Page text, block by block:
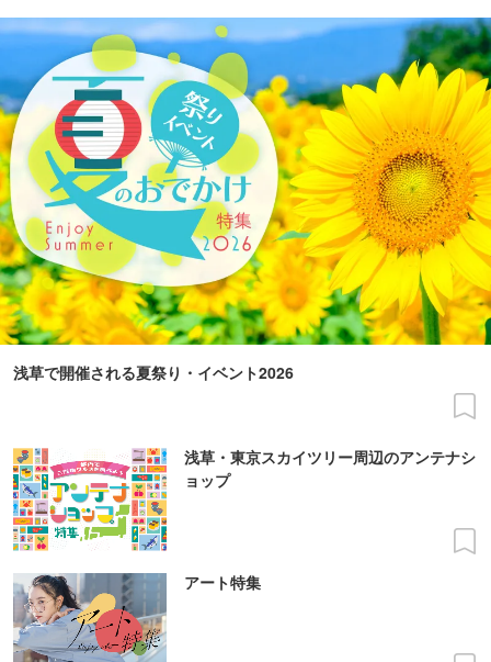
浅草で開催される夏祭り・イベント2026
浅草・東京スカイツリー周辺のアンテナシ
ョップ
アート特集